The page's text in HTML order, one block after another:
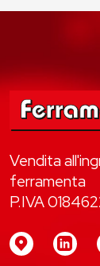
Vendita
ferramenta
P.IVA